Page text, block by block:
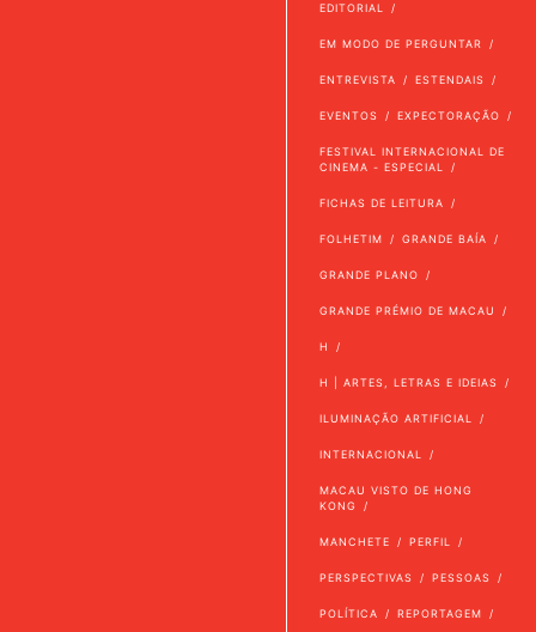
EDITORIAL
EM MODO DE PERGUNTAR
ENTREVISTA ESTENDAIS
EVENTOS EXPECTORAÇÃO
FESTIVAL INTERNACIONAL DE
CINEMA - ESPECIAL
FICHAS DE LEITURA
FOLHETIM GRANDE BAÍA
GRANDE PLANO
GRANDE PRÉMIO DE MACAU
H
H | ARTES, LETRAS E IDEIAS
ILUMINAÇÃO ARTIFICIAL
INTERNACIONAL
MACAU VISTO DE HONG
KONG
MANCHETE PERFIL
PERSPECTIVAS PESSOAS
POLÍTICA REPORTAGEM